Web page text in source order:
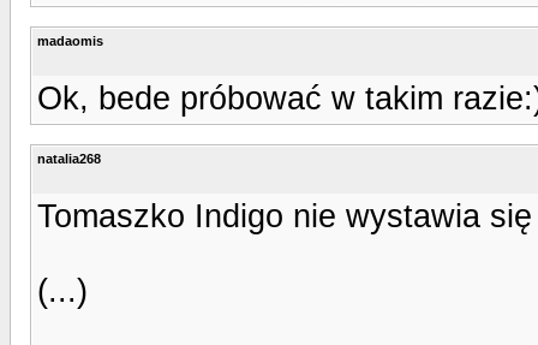
madaomis
Ok, bede próbować w takim
natalia268
Tomaszko Indigo nie wystawia
(...)